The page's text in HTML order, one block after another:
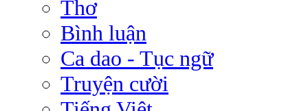
Thơ
Bình luận
Ca dao - Tục ngữ
Truyện cười